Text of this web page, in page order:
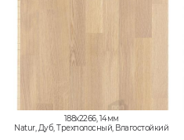
188x2266, 14мм
Natur, Дуб, Трехполосный, Влагостойкий